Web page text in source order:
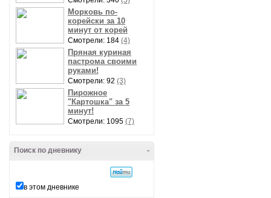
Морковь по-
корейски за 10
минут от корей
Смотрели: 184 (4)
Пряная куриная
пастрома своими
руками!
Смотрели: 92 (3)
Пирожное
"Картошка" за 5
минут!
Смотрели: 1095 (7)
-
Поиск по дневнику
в этом дневнике